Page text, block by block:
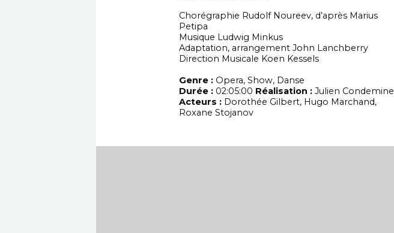
Chorégraphie Rudolf Noureev, d’après Marius
Petipa
Musique Ludwig Minkus
Adaptation, arrangement John Lanchberry
Direction Musicale Koen Kessels
Genre : Opera, Show, Danse
Durée : 02:05:00 Réalisation : Julien Condemine
Acteurs : Dorothée Gilbert, Hugo Marchand,
Roxane Stojanov